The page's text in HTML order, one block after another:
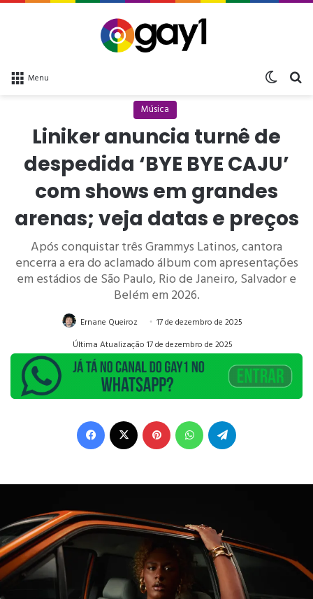
Menu
Música
Liniker anuncia turnê de
despedida ‘BYE BYE CAJU’
com shows em grandes
arenas; veja datas e preços
Após conquistar três Grammys Latinos, cantora
encerra a era do aclamado álbum com apresentações
em estádios de São Paulo, Rio de Janeiro, Salvador e
Belém em 2026.
Ernane Queiroz
17 de dezembro de 2025
Última Atualização 17 de dezembro de 2025
Facebook Pinterest WhatsApp